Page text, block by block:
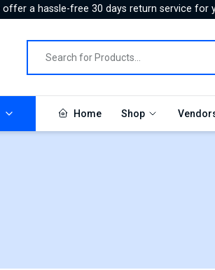
a hassle-free 30 days return service for
Home Shop